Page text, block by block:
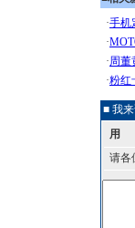
■ 我
用
请各